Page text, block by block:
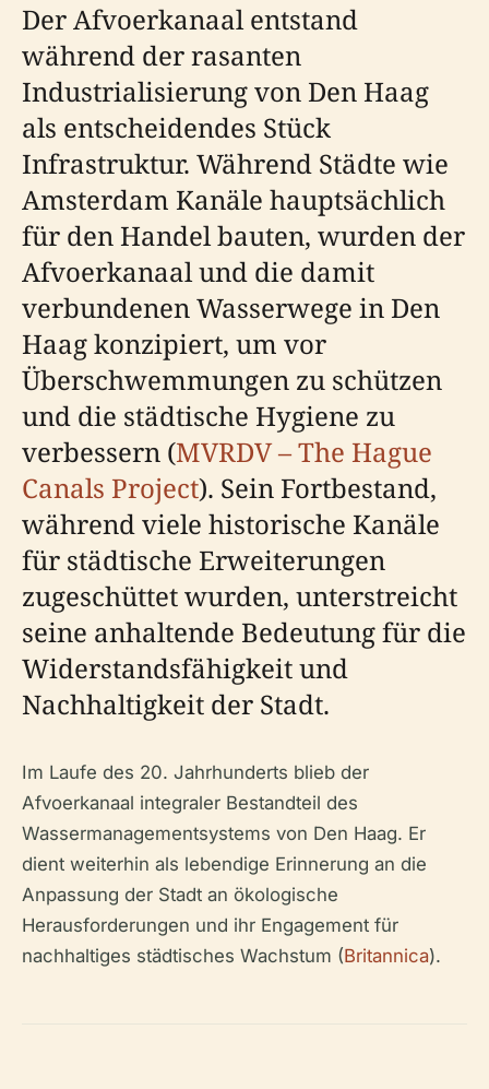
Der Afvoerkanaal entstand
während der rasanten
Industrialisierung von Den Haag
als entscheidendes Stück
Infrastruktur. Während Städte wie
Amsterdam Kanäle hauptsächlich
für den Handel bauten, wurden der
Afvoerkanaal und die damit
verbundenen Wasserwege in Den
Haag konzipiert, um vor
Überschwemmungen zu schützen
und die städtische Hygiene zu
verbessern (MVRDV – The Hague
Canals Project). Sein Fortbestand,
während viele historische Kanäle
für städtische Erweiterungen
zugeschüttet wurden, unterstreicht
seine anhaltende Bedeutung für die
Widerstandsfähigkeit und
Nachhaltigkeit der Stadt.
Im Laufe des 20. Jahrhunderts blieb der
Afvoerkanaal integraler Bestandteil des
Wassermanagementsystems von Den Haag. Er
dient weiterhin als lebendige Erinnerung an die
Anpassung der Stadt an ökologische
Herausforderungen und ihr Engagement für
nachhaltiges städtisches Wachstum (Britannica).